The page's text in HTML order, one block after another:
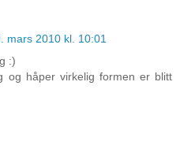
mars 2010 kl. 10:01
:)
og håper virkelig formen er blitt